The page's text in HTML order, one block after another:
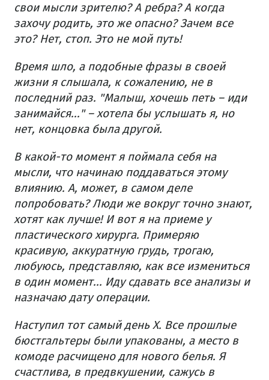
свои мысли зрителю? А ребра? А когда
захочу родить, это же опасно? Зачем все
это? Нет, стоп. Это не мой путь!
Время шло, а подобные фразы в своей
жизни я слышала, к сожалению, не в
последний раз. "Малыш, хочешь петь – иди
занимайся..." – хотела бы услышать я, но
нет, концовка была другой.
В какой-то момент я поймала себя на
мысли, что начинаю поддаваться этому
влиянию. А, может, в самом деле
попробовать? Люди же вокруг точно знают,
хотят как лучше! И вот я на приеме у
пластического хирурга. Примеряю
красивую, аккуратную грудь, трогаю,
любуюсь, представляю, как все измениться
в один момент... Иду сдавать все анализы и
назначаю дату операции.
Наступил тот самый день Х. Все прошлые
бюстгальтеры были упакованы, а место в
комоде расчищено для нового белья. Я
счастлива, в предвкушении, сажусь в